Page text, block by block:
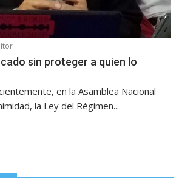
sin proteger a quien lo
en la Asamblea Nacional
la Ley del Régimen...